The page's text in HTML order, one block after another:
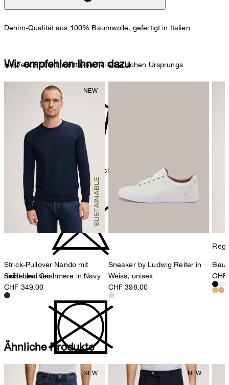
Denim-Qualität aus 100% Baumwolle, gefertigt in Italien
Hinweis: Enthält nichttextile Teile tierischen Ursprungs
Maschinenwäsche bei 30°C schonend
nicht bleichen
nicht Trommeltrocknen
Wir empfehlen Ihnen dazu
Strick-Pullover Nando mit
Seide und Cashmere in Navy
CHF 349.00
Sneaker by Ludwig Reiter in
Weiss, unisex
CHF 398.00
Ähnliche Produkte